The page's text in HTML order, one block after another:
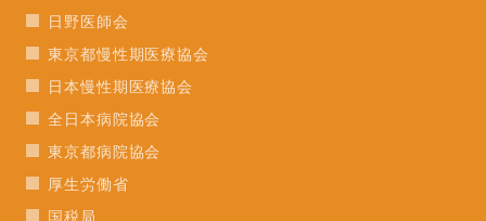
日野医師会
東京都慢性期医療協会
日本慢性期医療協会
全日本病院協会
東京都病院協会
厚生労働省
国税局